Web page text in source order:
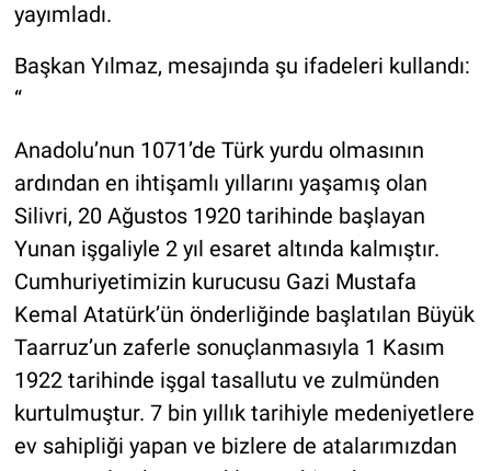
yayımladı.
Başkan Yılmaz, mesajında şu ifadeleri kullandı:
“
Anadolu’nun 1071’de Türk yurdu olmasının
ardından en ihtişamlı yıllarını yaşamış olan
Silivri, 20 Ağustos 1920 tarihinde başlayan
Yunan işgaliyle 2 yıl esaret altında kalmıştır.
Cumhuriyetimizin kurucusu Gazi Mustafa
Kemal Atatürk’ün önderliğinde başlatılan Büyük
Taarruz’un zaferle sonuçlanmasıyla 1 Kasım
1922 tarihinde işgal tasallutu ve zulmünden
kurtulmuştur. 7 bin yıllık tarihiyle medeniyetlere
ev sahipliği yapan ve bizlere de atalarımızdan